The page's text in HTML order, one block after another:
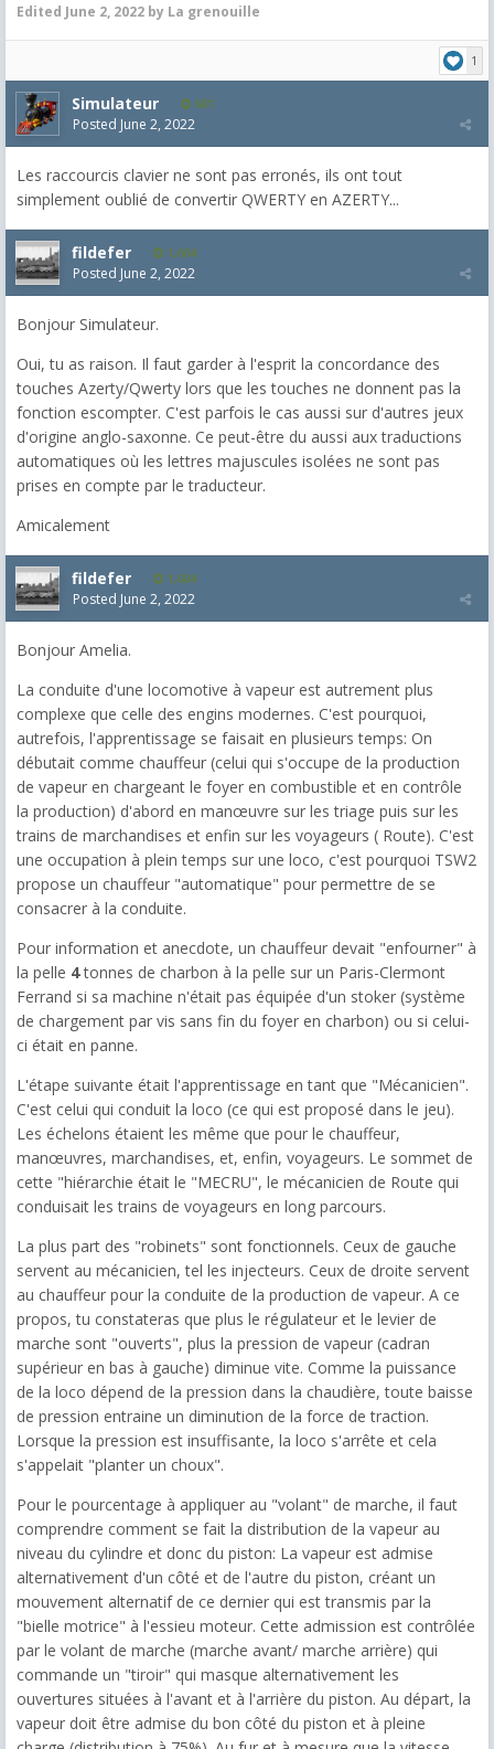
Edited June 2, 2022 by La grenouille
1
Simulateur 681
Posted June 2, 2022
Les raccourcis clavier ne sont pas erronés, ils ont tout
simplement oublié de convertir QWERTY en AZERTY...
fildefer 1,604
Posted June 2, 2022
Bonjour Simulateur.
Oui, tu as raison. Il faut garder à l'esprit la concordance des
touches Azerty/Qwerty lors que les touches ne donnent pas la
fonction escompter. C'est parfois le cas aussi sur d'autres jeux
d'origine anglo-saxonne. Ce peut-être du aussi aux traductions
automatiques où les lettres majuscules isolées ne sont pas
prises en compte par le traducteur.
Amicalement
fildefer 1,604
Posted June 2, 2022
Bonjour Amelia.
La conduite d'une locomotive à vapeur est autrement plus
complexe que celle des engins modernes. C'est pourquoi,
autrefois, l'apprentissage se faisait en plusieurs temps: On
débutait comme chauffeur (celui qui s'occupe de la production
de vapeur en chargeant le foyer en combustible et en contrôle
la production) d'abord en manœuvre sur les triage puis sur les
trains de marchandises et enfin sur les voyageurs ( Route). C'est
une occupation à plein temps sur une loco, c'est pourquoi TSW2
propose un chauffeur "automatique" pour permettre de se
consacrer à la conduite.
Pour information et anecdote, un chauffeur devait "enfourner" à
la pelle 4tonnes de charbon à la pelle sur un Paris-Clermont
Ferrand si sa machine n'était pas équipée d'un stoker (système
de chargement par vis sans fin du foyer en charbon) ou si celui-
ci était en panne.
L'étape suivante était l'apprentissage en tant que "Mécanicien".
C'est celui qui conduit la loco (ce qui est proposé dans le jeu).
Les échelons étaient les même que pour le chauffeur,
manœuvres, marchandises, et, enfin, voyageurs. Le sommet de
cette "hiérarchie était le "MECRU", le mécanicien de Route qui
conduisait les trains de voyageurs en long parcours.
La plus part des "robinets" sont fonctionnels. Ceux de gauche
servent au mécanicien, tel les injecteurs. Ceux de droite servent
au chauffeur pour la conduite de la production de vapeur. A ce
propos, tu constateras que plus le régulateur et le levier de
marche sont "ouverts", plus la pression de vapeur (cadran
supérieur en bas à gauche) diminue vite. Comme la puissance
de la loco dépend de la pression dans la chaudière, toute baisse
de pression entraine un diminution de la force de traction.
Lorsque la pression est insuffisante, la loco s'arrête et cela
s'appelait "planter un choux".
Pour le pourcentage à appliquer au "volant" de marche, il faut
comprendre comment se fait la distribution de la vapeur au
niveau du cylindre et donc du piston: La vapeur est admise
alternativement d'un côté et de l'autre du piston, créant un
mouvement alternatif de ce dernier qui est transmis par la
"bielle motrice" à l'essieu moteur. Cette admission est contrôlée
par le volant de marche (marche avant/ marche arrière) qui
commande un "tiroir" qui masque alternativement les
ouvertures situées à l'avant et à l'arrière du piston. Au départ, la
vapeur doit être admise du bon côté du piston et à pleine